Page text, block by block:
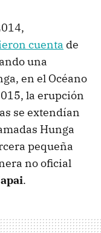
cuenta de
una
en el Océano
la erupción
se extendían
Hunga
pequeña
no oficial
.